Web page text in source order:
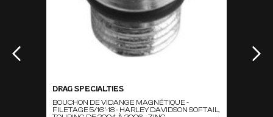
DRAG SPECIALTIES
BOUCHON DE VIDANGE MAGNÉTIQUE -
FILETAGE 5/16"-18 - HARLEY DAVIDSON SOFTAIL,